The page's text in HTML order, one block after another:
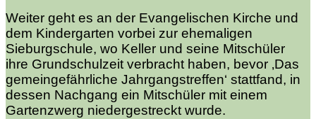
Weiter geht es an der Evangelischen Kirche und
dem Kindergarten vorbei zur ehemaligen
Sieburgschule, wo Keller und seine Mitschüler
ihre Grundschulzeit verbracht haben, bevor ‚Das
gemeingefährliche Jahrgangstreffen‘ stattfand, in
dessen Nachgang ein Mitschüler mit einem
Gartenzwerg niedergestreckt wurde.